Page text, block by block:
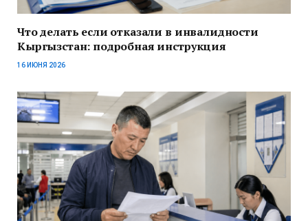
Что делать если отказали в инвалидности
Кыргызстан: подробная инструкция
16 ИЮНЯ 2026